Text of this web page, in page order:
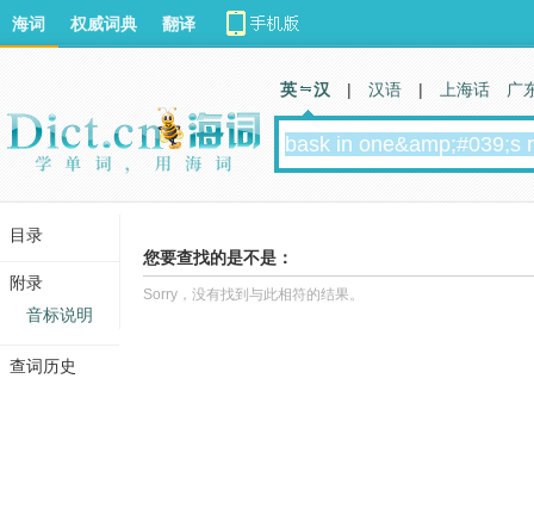
您要查找的是不是：
Sorry，没有找到与此相符的结果。
海词 权威词典 翻译
英 汉 | 汉语 | 上海话 广
目录
附录
音标说明
查词历史